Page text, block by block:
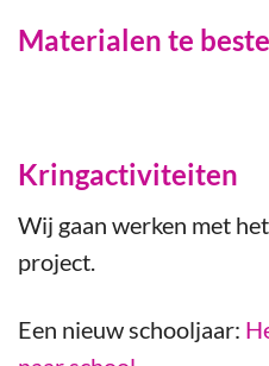
Materialen te
Kringactiviteiten
Wij gaan werken met
project.
Een nieuw schooljaar: